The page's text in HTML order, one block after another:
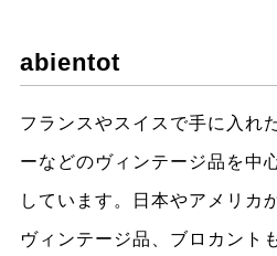
abientot
フランスやスイスで手に入れ
ーなどのヴィンテージ品を中
しています。日本やアメリカ
ヴィンテージ品、ブロカント